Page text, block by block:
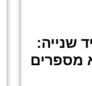
שנייה:
מספרים